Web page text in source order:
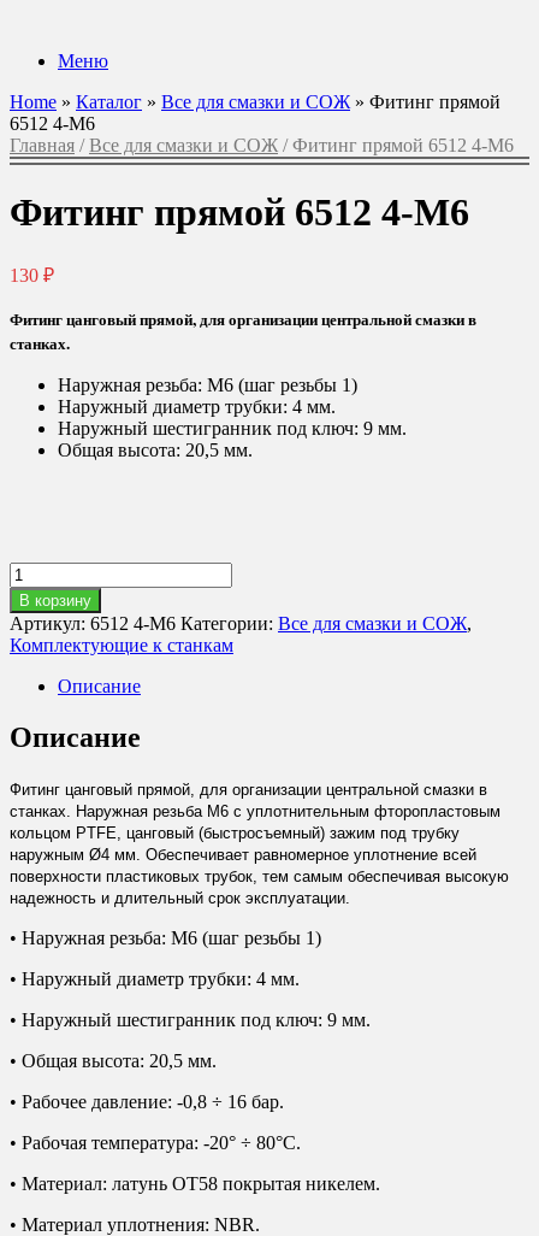
содержанию
Меню
Home » Каталог » Все для смазки и СОЖ » Фитинг прямой
6512 4-M6
Главная /Все для смазки и СОЖ / Фитинг прямой 6512 4-M6
Фитинг прямой 6512 4-M6
130 ₽
Фитинг цанговый прямой, для организации центральной смазки в
станках.
Наружная резьба: M6 (шаг резьбы 1)
Наружный диаметр трубки: 4 мм.
Наружный шестигранник под ключ: 9 мм.
Общая высота: 20,5 мм.
Количество
товара
Фитинг
прямой
6512
В корзину
Артикул: 6512 4-M6 Категории: Все для смазки и СОЖ,
Комплектующие к станкам
Описание
Описание
Фитинг цанговый прямой, для организации центральной смазки в
станках. Наружная резьба М6 с уплотнительным фторопластовым
кольцом PTFE, цанговый (быстросъемный) зажим под трубку
наружным Ø4 мм. Обеспечивает равномерное уплотнение всей
поверхности пластиковых трубок, тем самым обеспечивая высокую
надежность и длительный срок эксплуатации.
• Наружная резьба: M6 (шаг резьбы 1)
• Наружный диаметр трубки: 4 мм.
• Наружный шестигранник под ключ: 9 мм.
• Общая высота: 20,5 мм.
• Рабочее давление: -0,8 ÷ 16 бар.
• Рабочая температура: -20° ÷ 80°С.
• Материал: латунь ОТ58 покрытая никелем.
• Материал уплотнения: NBR.